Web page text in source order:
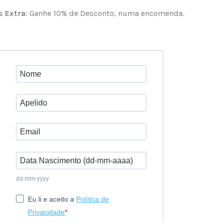
Extra: Ganhe 10% de Desconto, numa encomenda.
dd-mm-yyyy
Eu li e aceito a Política de
Privacidade